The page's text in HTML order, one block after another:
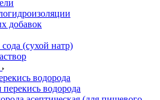
добавок
(сухой натр)
водорода
водорода